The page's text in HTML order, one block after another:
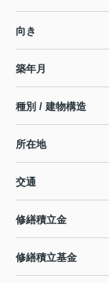
向き
築年月
種別 / 建物構造
所在地
交通
修繕積立金
修繕積立基金